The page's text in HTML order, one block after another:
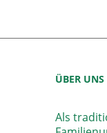
ÜBER UNS
Als